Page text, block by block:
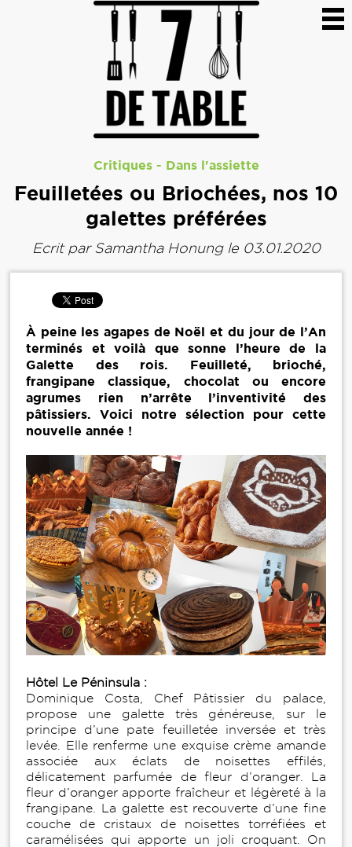
Critiques- Dans l'assiette
Feuilletées ou Briochées, nos 10
galettes préférées
Ecrit par Samantha Honungle 03.01.2020
À peine les agapes de Noël et du jour de l’An
terminés et voilà que sonne l’heure de la
Galette des rois. Feuilleté, brioché,
frangipane classique, chocolat ou encore
agrumes rien n’arrête l’inventivité des
pâtissiers. Voici notre sélection pour cette
nouvelle année !
Hôtel Le Péninsula :
Dominique Costa, Chef Pâtissier du palace,
propose une galette très généreuse, sur le
principe d’une pate feuilletée inversée et très
levée. Elle renferme une exquise crème amande
associée aux éclats de noisettes effilés,
délicatement parfumée de
fleur d’oranger. La
fleur d’oranger apporte fraîcheur et légèreté à la
frangipane. La galette est recouverte d’une fine
couche de cristaux de noisettes torréfiées et
caramélisées qui apporte un joli croquant. On